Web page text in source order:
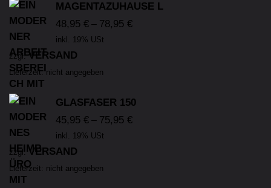
MAGENTAZUHAUSE L
48,95 € – 78,95 €
inkl. 19% USt
zzgl.VERSAND
Lieferzeit: nicht angegeben
GLASFASER 150
45,95 € – 75,95 €
inkl. 19% USt
zzgl.VERSAND
Lieferzeit: nicht angegeben